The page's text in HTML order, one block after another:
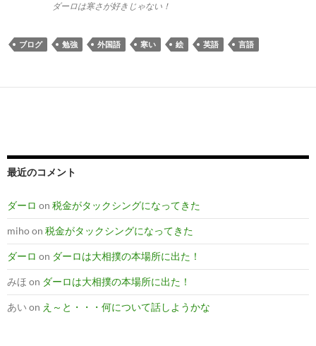
ダーロは寒さが好きじゃない！
ブログ 勉強 外国語 寒い 絵 英語 言語
最近のコメント
ダーロ on 税金がタックシングになってきた
mihoon 税金がタックシングになってきた
ダーロ on ダーロは大相撲の本場所に出た！
みほ on ダーロは大相撲の本場所に出た！
あい on え～と・・・何について話しようかな